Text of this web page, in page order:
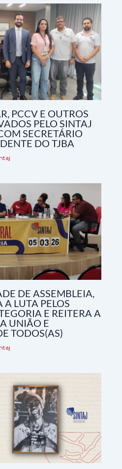
PCCV E OUTROS
PELO SINTAJ
SECRETÁRIO
DO TJBA
DE ASSEMBLEIA,
A LUTA PELOS
E REITERA A
UNIÃO E
TODOS(AS)